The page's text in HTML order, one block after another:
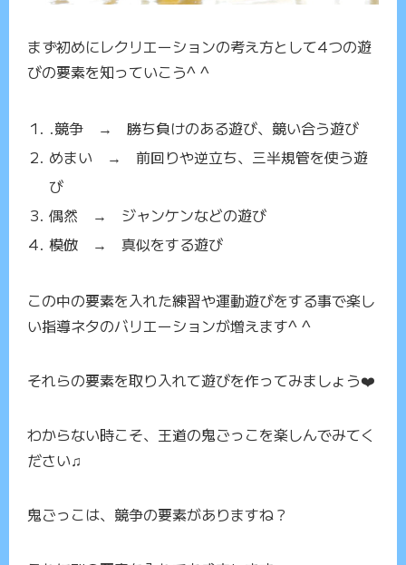
まず初めにレクリエーションの考え方として4つの遊
びの要素を知っていこう^ ^
.競争 → 勝ち負けのある遊び、競い合う遊び
めまい → 前回りや逆立ち、三半規管を使う遊
び
偶然 → ジャンケンなどの遊び
模倣 → 真似をする遊び
この中の要素を入れた練習や運動遊びをする事で楽し
い指導ネタのバリエーションが増えます^ ^
それらの要素を取り入れて遊びを作ってみましょう❤️
わからない時こそ、王道の鬼ごっこを楽しんでみてく
ださい♫
鬼ごっこは、競争の要素がありますね？